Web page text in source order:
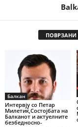
Балкан
Интервју со Петар
Милетиќ,Состојбата на
Балканот и актуелните
безбедносно-